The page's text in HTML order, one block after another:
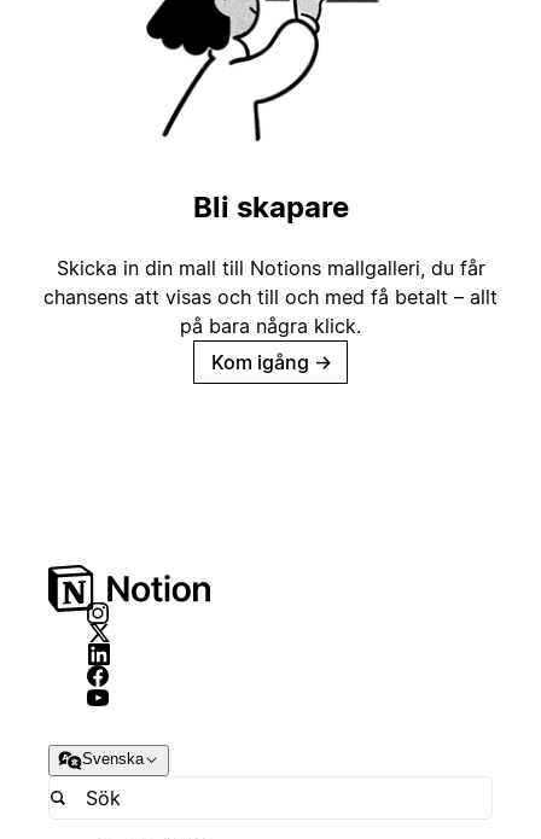
Bli skapare
Skicka in din mall till Notions mallgalleri, du får
chansens att visas och till och med få betalt – allt
på bara några klick.
Kom igång →
Svenska